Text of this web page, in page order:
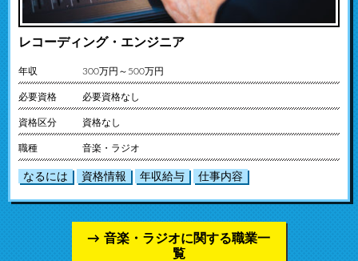
レコーディング・エンジニア
年収 300万円～500万円
必要資格 必要資格なし
資格区分 資格なし
職種 音楽・ラジオ
なるには 資格情報 年収給与 仕事内容
音楽・ラジオに関する職業一
覧